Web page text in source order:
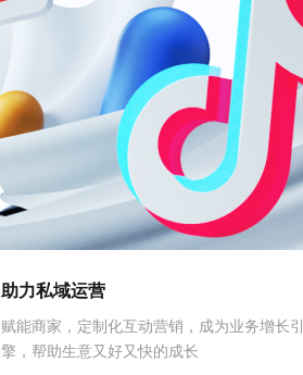
助力私域运营
赋能商家，定制化互动营销，成为业务增长引
擎，帮助生意又好又快的成长